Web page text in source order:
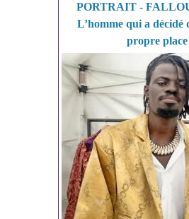
PORTRAIT -
L’homme qui a décidé
propre place